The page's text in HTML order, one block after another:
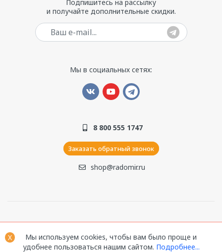
Подпишитесь на рассылку
и получайте дополнительные скидки.
Мы в социальных сетях:
8 800 555 1747
Заказать обратный звонок
shop@radomir.ru
защищены.
X
Мы используем cookies, чтобы вам было проще и
удобнее пользоваться нашим сайтом. Подробнее...